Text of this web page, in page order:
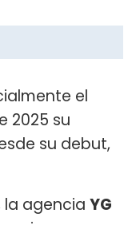
el
2025 su
su debut,
la agencia YG